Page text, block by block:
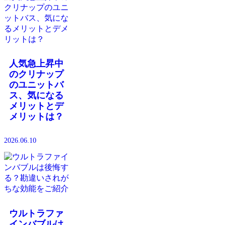
人気急上昇中
のクリナップ
のユニットバ
ス、気になる
メリットとデ
メリットは？
2026.06.10
ウルトラファ